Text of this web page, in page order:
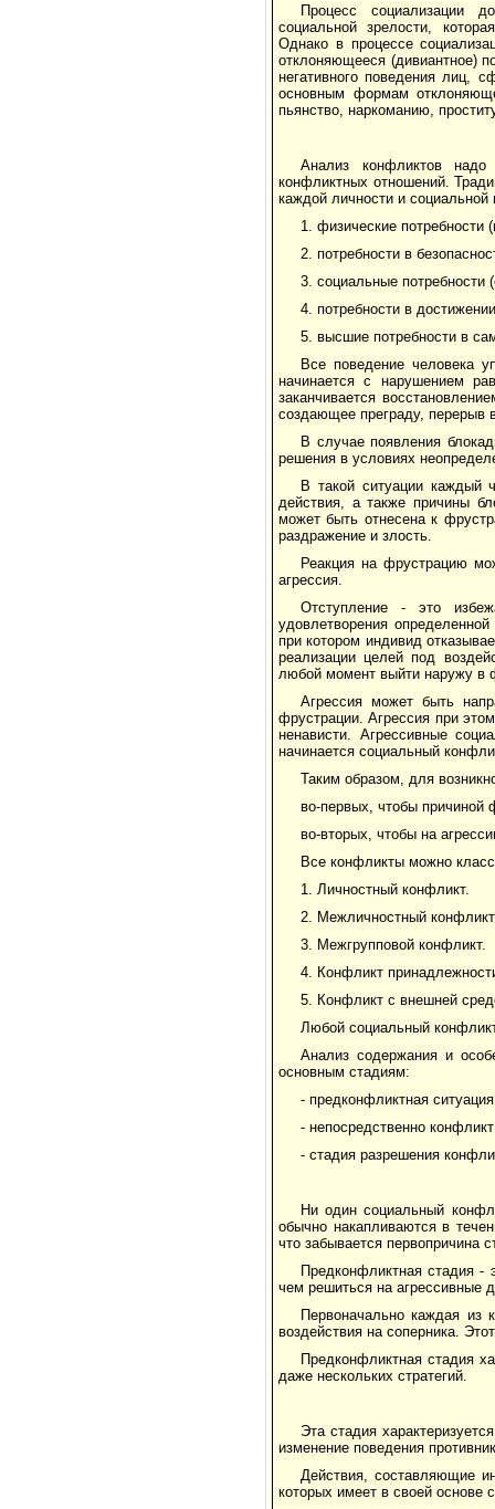
Процесс социализации
социальной зрелости,
Однако в процессе
отклоняющееся (дивиантное)
негативного поведения лиц,
основным формам
пьянство, наркоманию,
Анализ конфликтов надо
конфликтных отношений.
каждой личности и
1. физические потребности
2. потребности в
3. социальные потребности
4. потребности в
5. высшие потребности в
Все поведение человека
начинается с нарушением
заканчивается
создающее преграду, перерыв
В случае появления
решения в условиях
В такой ситуации каждый
действия, а также причины
может быть отнесена к
раздражение и злость.
Реакция на фрустрацию
агрессия.
Отступление - это
удовлетворения
при котором индивид
реализации целей под
любой момент выйти наружу в
Агрессия может быть
фрустрации. Агрессия при
ненависти. Агрессивные
начинается социальный
Таким образом, для
во-первых, чтобы причиной
во-вторых, чтобы на
Все конфликты можно
1. Личностный конфликт.
2. Межличностный
3. Межгрупповой конфликт.
4. Конфликт
5. Конфликт с внешней
Любой социальный
Анализ содержания и
основным стадиям:
- предконфликтная
- непосредственно
- стадия разрешения
Ни один социальный
обычно накапливаются в
что забывается первопричина
Предконфликтная стадия
чем решиться на агрессивные
Первоначально каждая из
воздействия на соперника.
Предконфликтная стадия
даже нескольких стратегий.
Эта стадия
изменение поведения
Действия, составляющие
которых имеет в своей основе